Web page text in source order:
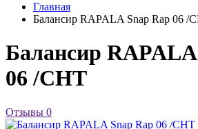
Главная
Балансир RAPALA Snap Rap 06 /
Балансир
06 /CHT
Отзывы 0